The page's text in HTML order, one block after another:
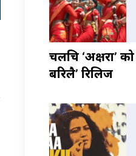
चलचित्र ‘अक्षरा’
बरिलै’ रिलिज